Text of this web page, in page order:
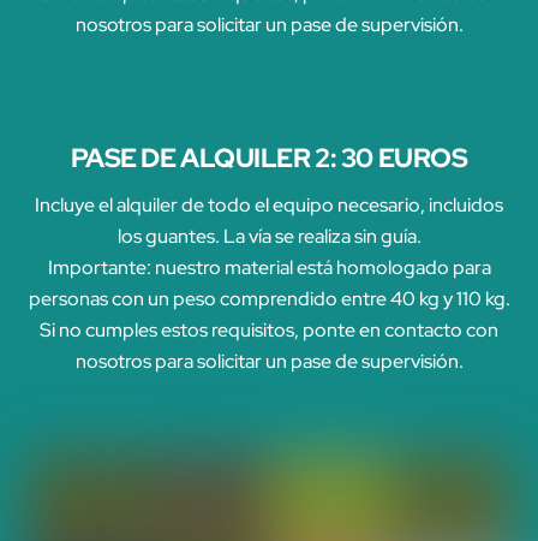
nosotros para solicitar un pase de supervisión.
PASE DE ALQUILER 2: 30 EUROS
Incluye el alquiler de todo el equipo necesario, incluidos
los guantes. La vía se realiza sin guía.
Importante: nuestro material está homologado para
personas con un peso comprendido entre 40 kg y 110 kg.
Si no cumples estos requisitos, ponte en contacto con
nosotros para solicitar un pase de supervisión.